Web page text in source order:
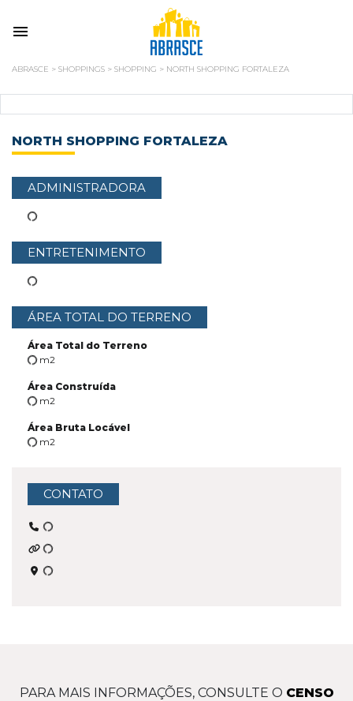
ABRASCE > SHOPPINGS > SHOPPING > NORTH SHOPPING FORTALEZA
NORTH SHOPPING FORTALEZA
ADMINISTRADORA
ENTRETENIMENTO
ÁREA TOTAL DO TERRENO
Área Total do Terreno
m2
Área Construída
m2
Área Bruta Locável
m2
CONTATO
PARA MAIS INFORMAÇÕES, CONSULTE O CENSO